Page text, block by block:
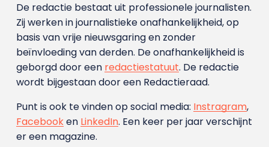
De redactie bestaat uit professionele journalisten.
Zij werken in journalistieke onafhankelijkheid, op
basis van vrije nieuwsgaring en zonder
beïnvloeding van derden. De onafhankelijkheid is
geborgd door een redactiestatuut. De redactie
wordt bijgestaan door een Redactieraad.
Punt is ook te vinden op social media: Instragram,
Facebooken LinkedIn. Een keer per jaar verschijnt
er een magazine.